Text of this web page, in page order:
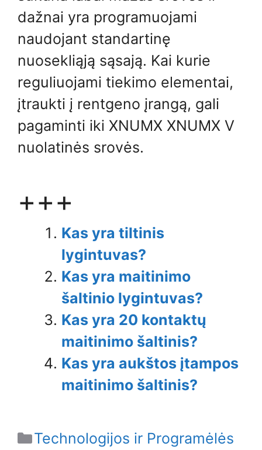
dažnai yra programuojami
naudojant standartinę
nuosekliąją sąsają. Kai kurie
reguliuojami tiekimo elementai,
įtraukti į rentgeno įrangą, gali
pagaminti iki XNUMX XNUMX V
nuolatinės srovės.
+++
Kas yra tiltinis
lygintuvas?
Kas yra maitinimo
šaltinio lygintuvas?
Kas yra 20 kontaktų
maitinimo šaltinis?
Kas yra aukštos įtampos
maitinimo šaltinis?
Categories
Technologijos ir Programėlės